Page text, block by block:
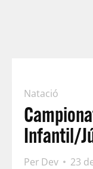
Natació
Infantil/
Per Dev
23